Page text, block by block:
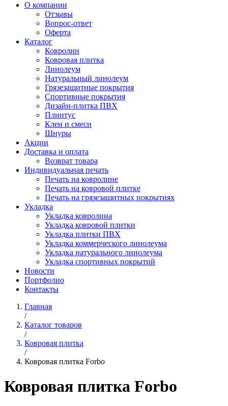
О компании
Отзывы
Вопрос-ответ
Оферта
Каталог
Ковролин
Ковровая плитка
Линолеум
Натуральный линолеум
Грязезащитные покрытия
Спортивные покрытия
Дизайн-плитка ПВХ
Плинтус
Клеи и смеси
Шнуры
Акции
Доставка и оплата
Возврат товара
Индивидуальная печать
Печать на ковролине
Печать на ковровой плитке
Печать на грязезащитных покрытиях
Укладка
Укладка ковролина
Укладка ковровой плитки
Укладка плитки ПВХ
Укладка коммерческого линолеума
Укладка натурального линолеума
Укладка спортивных покрытий
Новости
Портфолио
Контакты
Главная
/
Каталог товаров
/
Ковровая плитка
/
Ковровая плитка Forbo
Ковровая плитка Forbo